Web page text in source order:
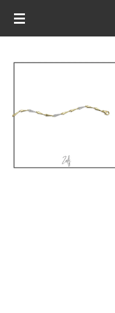
Ga
de